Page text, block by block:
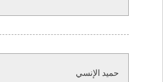
حميد الإنسي